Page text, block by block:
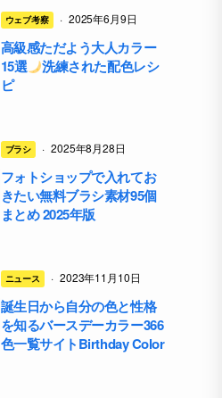
ウェブ考察 · 2025年6月9日
高級感ただよう大人カラー
15選
洗練された配色レシ
ピ
ブラシ · 2025年8月28日
フォトショップで入れてお
きたい無料ブラシ素材95個
まとめ 2025年版
ニュース · 2023年11月10日
誕生日から自分の色と性格
を知るバースデーカラー366
色一覧サイトBirthday Color